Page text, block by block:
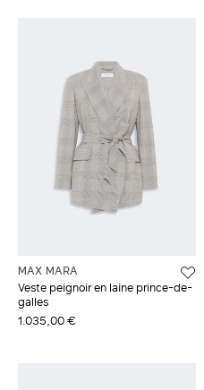
MAX MARA
Veste peignoir en laine prince-de-
galles
1.035,00 €